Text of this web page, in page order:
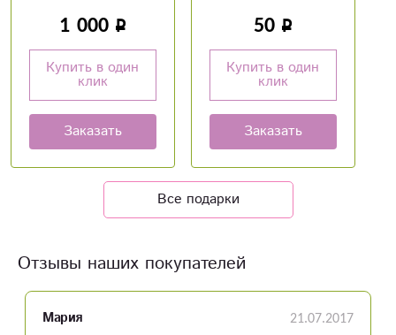
50
Купить в один
клик
Заказать
160
Купить в один
клик
Заказать
Все подарки
Отзывы наших покупателей
Мария 21.07.2017